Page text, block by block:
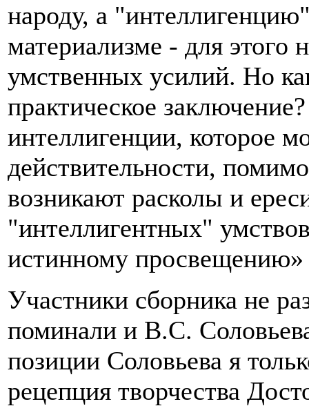
народу, а
материализме - для этого
умственных усилий. Но
практическое
интеллигенции, которое
действительности,
возникают расколы и
"интеллигентных"
истинному
Участники сборника не
поминали и В.С.
позиции Соловьева я
рецепция творчества